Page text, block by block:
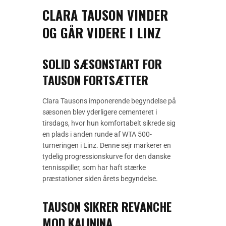
CLARA TAUSON VINDER
OG GÅR VIDERE I LINZ
SOLID SÆSONSTART FOR
TAUSON FORTSÆTTER
Clara Tausons imponerende begyndelse på
sæsonen blev yderligere cementeret i
tirsdags, hvor hun komfortabelt sikrede sig
en plads i anden runde af WTA 500-
turneringen i Linz. Denne sejr markerer en
tydelig progressionskurve for den danske
tennisspiller, som har haft stærke
præstationer siden årets begyndelse.
TAUSON SIKRER REVANCHE